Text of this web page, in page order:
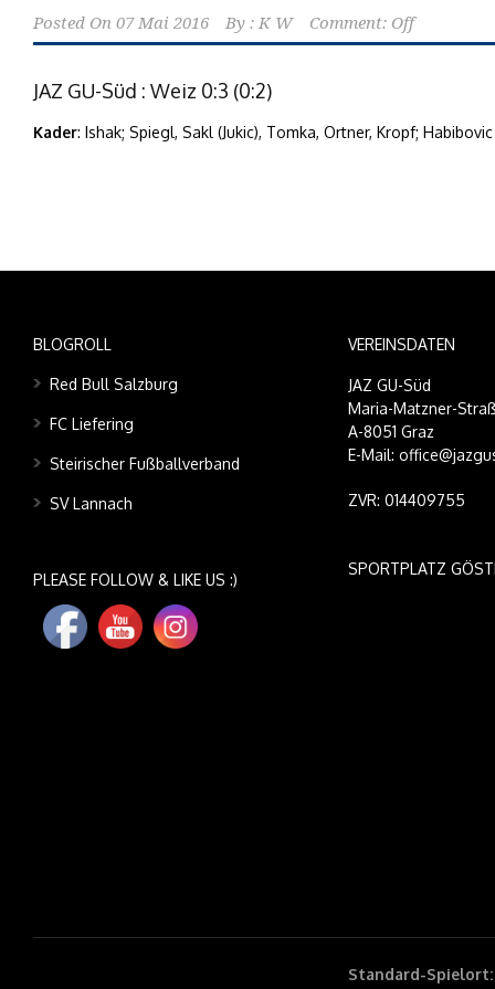
Posted On 07 Mai 2016 By : K W Comment: Off
JAZ GU-Süd : Weiz 0:3 (0:2)
Kader: Ishak; Spiegl, Sakl (Jukic), Tomka, Ortner, Kropf;
BLOGROLL
Red Bull Salzburg
FC Liefering
Steirischer Fußballverband
SV Lannach
PLEASE FOLLOW & LIKE US :)
VEREINSDATEN
JAZ GU-Süd
Maria-Matzner-
A-8051 Graz
E-Mail:
ZVR: 014409755
SPORTPLATZ
Standard-Spielort: